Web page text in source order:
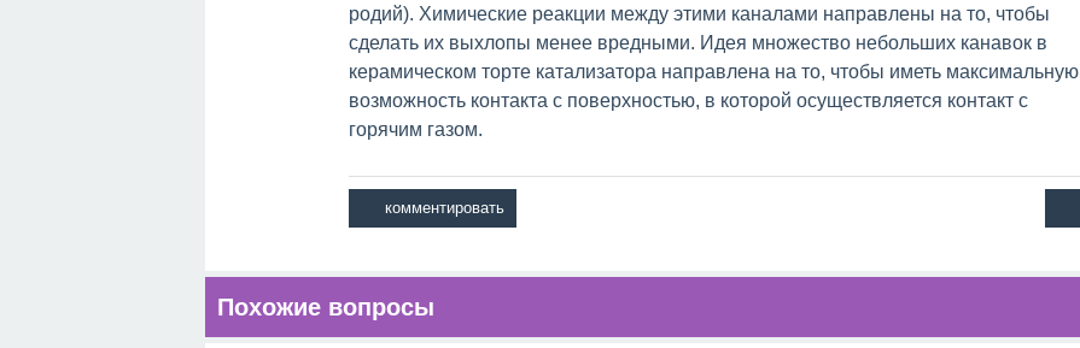
родий). Химические реакции между этими каналами направлены на то, чтобы
сделать их выхлопы менее вредными. Идея множество небольших канавок в
керамическом торте катализатора направлена на то, чтобы иметь максимальную
возможность контакта с поверхностью, в которой осуществляется контакт с
горячим газом.
Похожие вопросы